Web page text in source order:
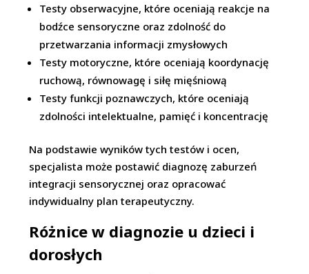
Testy obserwacyjne, które oceniają reakcje na
bodźce sensoryczne oraz zdolność do
przetwarzania informacji zmysłowych
Testy motoryczne, które oceniają koordynację
ruchową, równowagę i siłę mięśniową
Testy funkcji poznawczych, które oceniają
zdolności intelektualne, pamięć i koncentrację
Na podstawie wyników tych testów i ocen,
specjalista może postawić diagnozę zaburzeń
integracji sensorycznej oraz opracować
indywidualny plan terapeutyczny.
Różnice w diagnozie u dzieci i
dorosłych